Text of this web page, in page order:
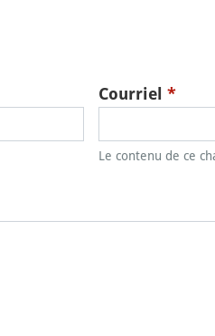
Courriel *
Le contenu de ce